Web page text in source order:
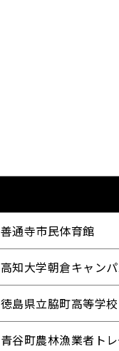
善通寺市民体育館
高知大学朝倉キャン
徳島県立脇町高等学
青谷町農林漁業者ト